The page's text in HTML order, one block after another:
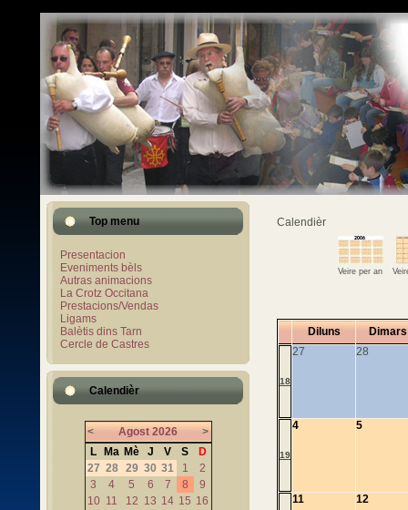
Top menu
Presentacion
Eveniments bèls
Autras animacions
La Crotz Occitana
Prestacions/Vendas
Ligams
Balètis dins Tarn
Cercle de Castres
Calendièr
< Agost 2026
>
L
Ma Mè J V S
D
27 28 29 30 31 1
2
3
4 5 6 7 8
9
10 11 12 13 14 15 16
Calendièr
Veire per an
Diluns Dimars
18
27 28
19
4 5
11 12